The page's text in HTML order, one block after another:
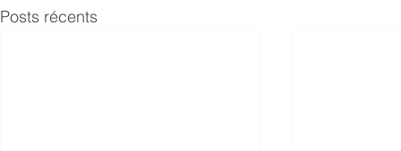
Posts récents